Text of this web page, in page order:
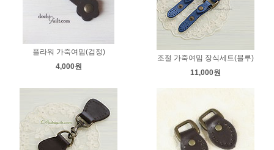
플라워 가죽여밈(검정)
4,000원
조절 가죽여밈 장식세트(블루)
11,000원